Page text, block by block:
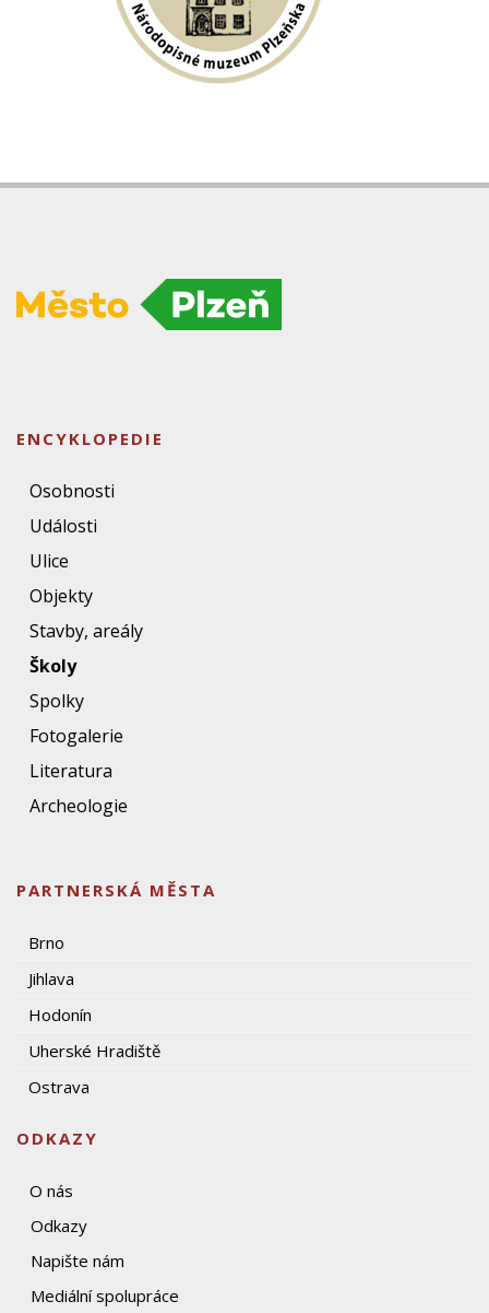
ENCYKLOPEDIE
Osobnosti
Události
Ulice
Objekty
Stavby, areály
Školy
Spolky
Fotogalerie
Literatura
Archeologie
PARTNERSKÁ MĚSTA
Brno
Jihlava
Hodonín
Uherské Hradiště
Ostrava
ODKAZY
O nás
Odkazy
Napište nám
Mediální spolupráce